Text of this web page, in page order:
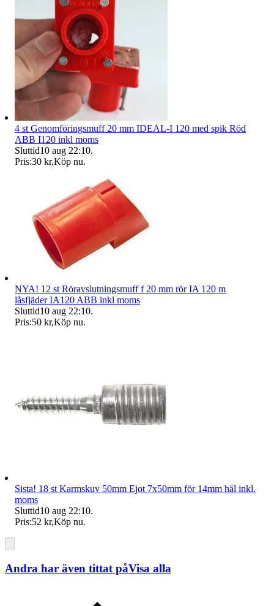
4 st Genomföringsmuff 20 mm IDEAL-I 120 med spik Röd
ABB I120 inkl moms
Sluttid10 aug 22:10.
Pris:30 kr,Köp nu.
NYA! 12 st Röravslutningsmuff f 20 mm rör IA 120 m
låsfjäder IA120 ABB inkl moms
Sluttid10 aug 22:10.
Pris:50 kr,Köp nu.
Sista! 18 st Karmskuv 50mm Ejot 7x50mm för 14mm hål inkl.
moms
Sluttid10 aug 22:10.
Pris:52 kr,Köp nu.
Andra har även tittat påVisa alla